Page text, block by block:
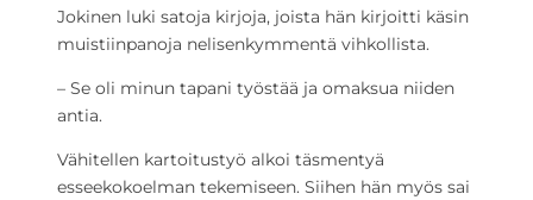
Jokinen luki satoja kirjoja, joista hän kirjoitti käsin
muistiinpanoja nelisenkymmentä vihkollista.
– Se oli minun tapani työstää ja omaksua niiden
antia.
Vähitellen kartoitustyö alkoi täsmentyä
esseekokoelman tekemiseen. Siihen hän myös sai